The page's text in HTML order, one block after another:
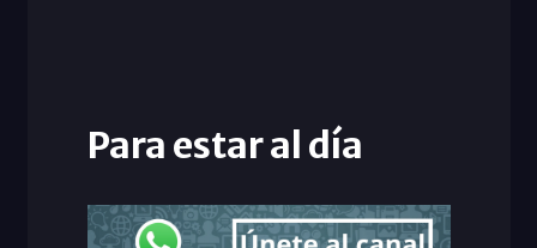
Para estar al día